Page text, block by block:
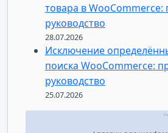
товара в WooCommerce:
руководство
28.07.2026
Исключение
поиска WooCommerce:
руководство
25.07.2026